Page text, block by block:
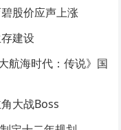
股价应声上涨
建设
航海时代：传说》国
大战Boss